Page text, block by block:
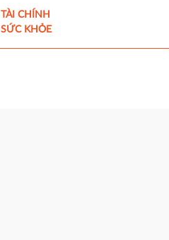
TÀI CHÍNH
SỨC KHỎE